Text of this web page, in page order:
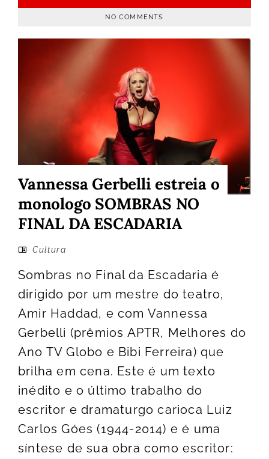
NO COMMENTS
Vannessa Gerbelli estreia o
monologo SOMBRAS NO
FINAL DA ESCADARIA
Cultura
Sombras no Final da Escadaria é
dirigido por um mestre do teatro,
Amir Haddad, e com Vannessa
Gerbelli (prêmios APTR, Melhores do
Ano TV Globo e Bibi Ferreira) que
brilha em cena. Este é um texto
inédito e o último trabalho do
escritor e dramaturgo carioca Luiz
Carlos Góes (1944-2014) e é uma
síntese de sua obra como escritor: